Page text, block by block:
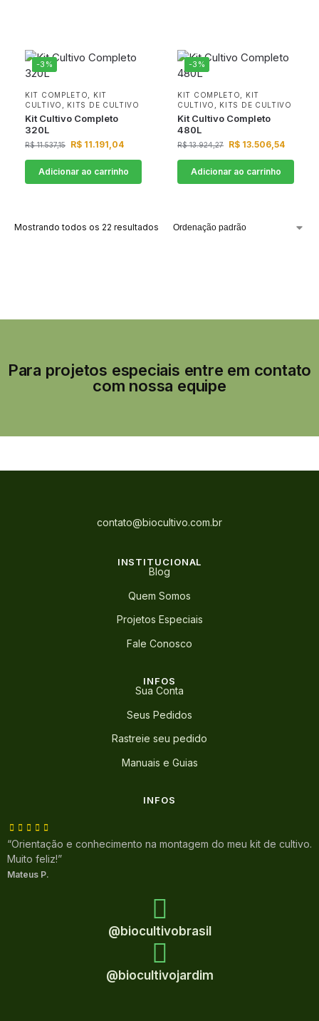
-3%
KIT COMPLETO
KIT
CULTIVO
KITS DE CULTIVO
Kit Cultivo Completo
320L
R$11.537,15 R$ 11.191,04
Adicionar ao carrinho
-3%
KIT COMPLETO
KIT
CULTIVO
KITS DE CULTIVO
Kit Cultivo Completo
480L
R$13.924,27 R$ 13.506,54
Adicionar ao carrinho
Mostrando todos os 22 resultados
Para projetos especiais entre em contato
com nossa equipe
contato@biocultivo.com.br
INSTITUCIONAL
Blog
Quem Somos
Projetos Especiais
Fale Conosco
INFOS
Sua Conta
Seus Pedidos
Rastreie seu pedido
Manuais e Guias
INFOS
“Orientação e conhecimento na montagem do meu kit de cultivo.
Muito feliz!”
Mateus P.
@biocultivobrasil
@biocultivojardim